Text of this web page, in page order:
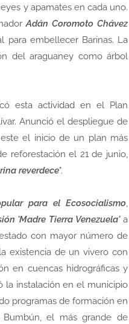
y apamates en cada uno.
Adán Coromoto Chávez
para embellecer Barinas. La
del araguaney como árbol
esta actividad en el Plan
Anunció el despliegue de
el inicio de un plan más
reforestación el 21 de junio,
reverdece".
para el Ecosocialismo,
'Madre Tierra Venezuela'a
con mayor número de
existencia de un vivero con
en cuencas hidrográficas y
la instalación en el municipio
programas de formación en
Bumbún, el más grande de